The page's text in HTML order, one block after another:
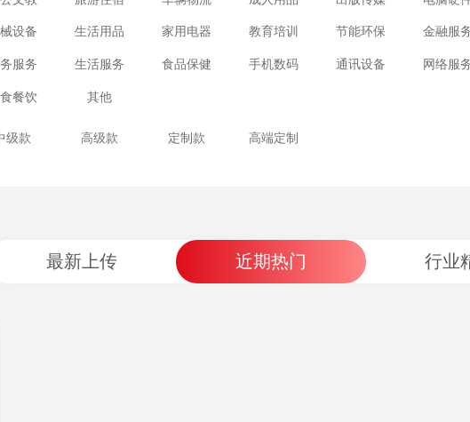
设备 生活用品 家用电器 教育培训 节能环保 金融服
服务 生活服务 食品保健 手机数码 通讯设备 网络服
餐饮 其他
级款 高级款 定制款 高端定制
最新上传 近期热门 行业